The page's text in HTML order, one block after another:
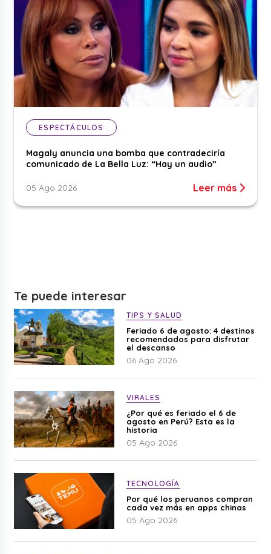
ESPECTÁCULOS
Magaly anuncia una bomba que contradeciría
comunicado de La Bella Luz: “Hay un audio”
05 Ago 2026 Leer más
Te puede interesar
TIPS Y SALUD
Feriado 6 de agosto: 4 destinos
recomendados para disfrutar
el descanso
06 Ago 2026
VIRALES
¿Por qué es feriado el 6 de
agosto en Perú? Esta es la
historia
05 Ago 2026
TECNOLOGÍA
Por qué los peruanos compran
cada vez más en apps chinas
05 Ago 2026